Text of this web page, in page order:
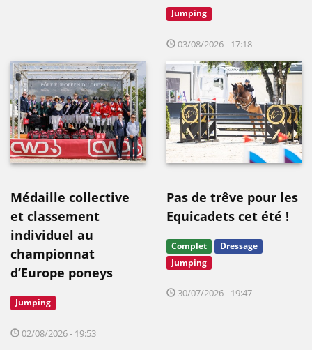
Jumping
03/08/2026 - 17:18
Médaille collective
et classement
individuel au
championnat
d’Europe poneys
Jumping
02/08/2026 - 19:53
Pas de trêve pour les
Equicadets cet été !
Complet
Dressage
Jumping
30/07/2026 - 19:47